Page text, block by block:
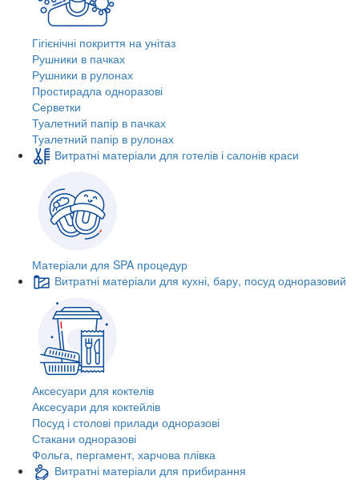
Гігієнічні покриття на унітаз
Рушники в пачках
Рушники в рулонах
Простирадла одноразові
Серветки
Туалетний папір в пачках
Туалетний папір в рулонах
Витратні матеріали для готелів і салонів краси
Матеріали для SPA процедур
Витратні матеріали для кухні, бару, посуд одноразовий
Аксесуари для коктелів
Аксесуари для коктейлів
Посуд і столові прилади одноразові
Стакани одноразові
Фольга, пергамент, харчова плівка
Витратні матеріали для прибирання